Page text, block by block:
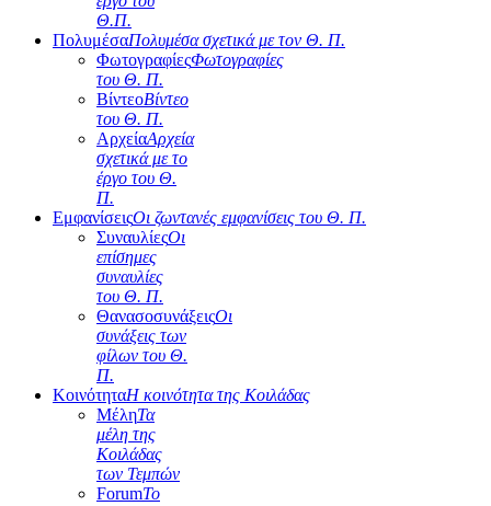
Θ.Π.
ΠολυμέσαΠολυμέσα σχετικά με τον Θ. Π.
ΦωτογραφίεςΦωτογραφίες
του Θ. Π.
ΒίντεοΒίντεο
του Θ. Π.
ΑρχείαΑρχεία
σχετικά με το
έργο του Θ.
Π.
ΕμφανίσειςΟι ζωντανές εμφανίσεις του Θ. Π.
ΣυναυλίεςΟι
επίσημες
συναυλίες
του Θ. Π.
ΘανασοσυνάξειςΟι
συνάξεις των
φίλων του Θ.
Π.
ΚοινότηταΗ κοινότητα της Κοιλάδας
ΜέληΤα
μέλη της
Κοιλάδας
των Τεμπών
ForumΤο